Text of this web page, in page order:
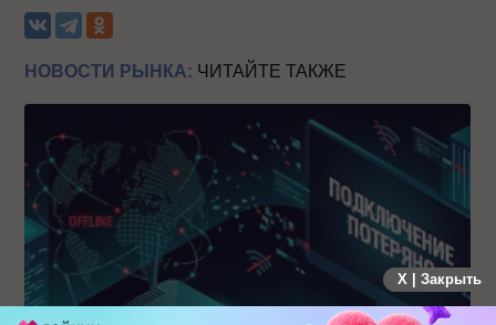
НОВОСТИ РЫНКА: ЧИТАЙТЕ ТАКЖЕ
X | Закрыть